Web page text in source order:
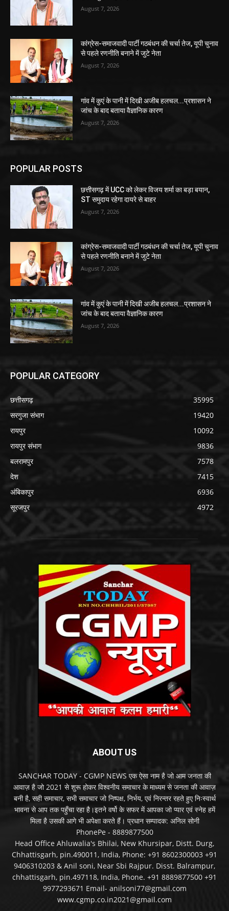
August 7, 2026
कांग्रेस-समाजवादी पार्टी गठबंधन की चर्चा तेज, यूपी चुनाव
से पहले रणनीति बनाने में जुटे नेता
August 7, 2026
गांव में कुएं के पानी में दिखी अजीब हलचल...प्रशासन ने
जांच के बाद बताया वैज्ञानिक कारण
August 7, 2026
POPULAR POSTS
छत्तीसगढ़ में UCC को लेकर विजय शर्मा का बड़ा बयान,
ST समुदाय रहेगा दायरे से बाहर
August 7, 2026
कांग्रेस-समाजवादी पार्टी गठबंधन की चर्चा तेज, यूपी चुनाव
से पहले रणनीति बनाने में जुटे नेता
August 7, 2026
गांव में कुएं के पानी में दिखी अजीब हलचल...प्रशासन ने
जांच के बाद बताया वैज्ञानिक कारण
August 7, 2026
POPULAR CATEGORY
छत्तीसगढ़
35995
सरगुजा संभाग
19420
रायपुर
10092
रायपुर संभाग
9836
बलरामपुर
7578
देश
7415
अंबिकापुर
6936
सूरजपुर
4972
ABOUT US
SANCHAR TODAY - CGMP NEWS एक ऐसा नाम है जो आम जनता की
आवाज़ है जो 2021 से शुरू होकर विश्वनीय समाचार के माध्यम से जनता की आवाज़
बनी है, सही समाचार, सभी समाचार जो निष्पक्ष, निर्भय, एवं निरन्तर रहते हुए निःस्वार्थ
भावना से आप तक पहुँचा रहा है।इतने वर्षो के सफर में आपका जो प्यार एवं स्नेह हमें
मिला है उसकी आगे भी अपेक्षा करते हैं। प्रधान सम्पादक: अनिल सोनी
PhonePe - 8889877500
Head Office Ahluwalia's Bhilai, New Khursipar, Distt. Durg,
Chhattisgarh, pin.490011, India, Phone: +91 8602300003 +91
9406310203 & Anil soni, Near Sbi Rajpur. Disst. Balrampur,
chhattisgarh, pin.497118, India, Phone. +91 8889877500 +91
9977293671 Email- anilsoni77@gmail.com
www.cgmp.co.in2021@gmail.com